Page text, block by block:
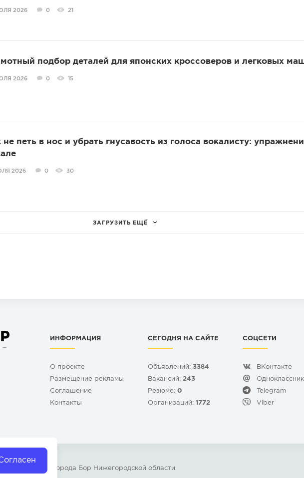
2026 0 21
подбор деталей для японских кроссоверов и легковых
2026 0 15
не петь в нос и убрать гнусавость из голоса вокалисту:
2026 0 30
ЗАГРУЗИТЬ ЕЩЁ
ИНФОРМАЦИЯ
О проекте
Размещение рекламы
Cоглашение
Контакты
СЕГОДНЯ НА САЙТЕ
Объявлений: 3384
Вакансий: 243
Резюме: 0
Организаций: 1772
СОЦСЕТИ
ВКонтакте
Telegram
Viber
портал города Бор Нижегородской области